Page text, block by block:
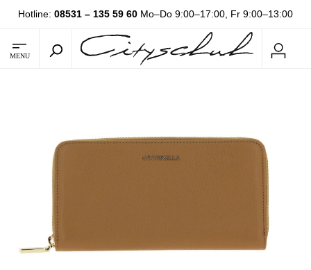
Hotline: 08531 – 135 59 60 Mo–Do 9:00–17:00, Fr 9:00–13:00
MENU